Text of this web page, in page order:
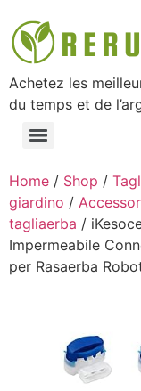
Achetez les
du temps et de
Home / Shop /
giardino /
tagliaerba /
Impermeabile
per Rasaerba